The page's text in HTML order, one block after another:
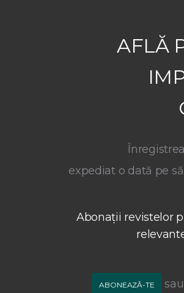
AFLĂ
expediat o dată pe
Abonații revistelor
ABONEAZĂ-TE sau